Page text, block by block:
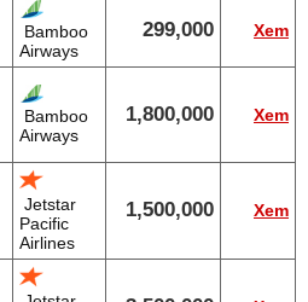
Bamboo
Airways
299,000 Xem
Bamboo
Airways
1,800,000 Xem
Jetstar
Pacific
Airlines
1,500,000 Xem